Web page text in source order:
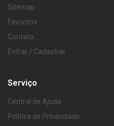
Sitemap
Favoritos
Contato
Entrar / Cadastrar
Serviço
Central de Ajuda
Política de Privacidade